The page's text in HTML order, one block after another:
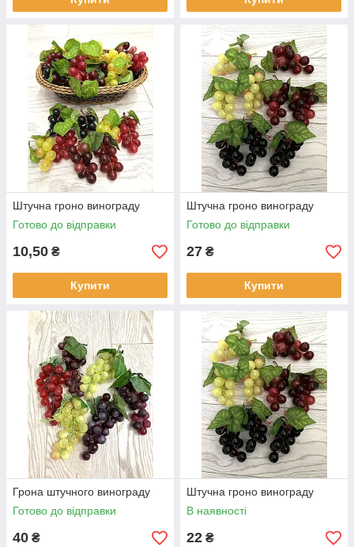
з вибором.
Терміни
Замовлення збираються і
відправляються в день оформлення.
КОНТАКТНА ІНФОРМАЦІЯ
Штучні рослини, осінній і
новорічний декор ви
знайдете в каталозі
магазину «Kvitochky»!
ЗРОБИТИ
ЗАМОВЛЕННЯ ЗАРАЗ!
Штучна гроно винограду
Готово до відправки
10,50 ₴
Купити
Штучна гроно винограду
Готово до відправки
27 ₴
Купити
Грона штучного винограду
Готово до відправки
40 ₴
Штучна гроно винограду
В наявності
22 ₴